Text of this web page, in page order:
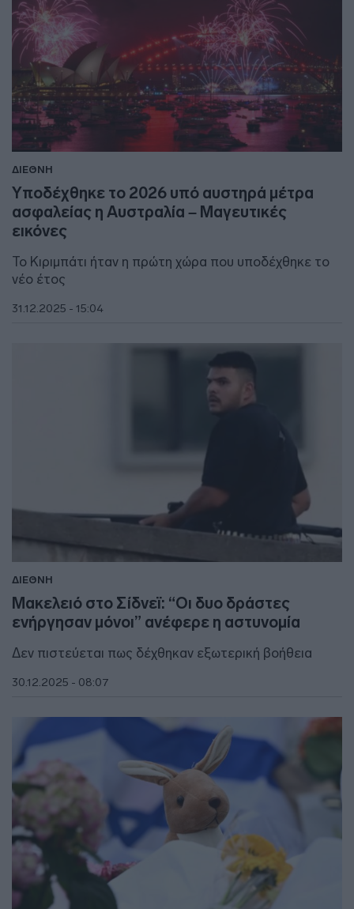
ΔΙΕΘΝΗ
Υποδέχθηκε το 2026 υπό αυστηρά μέτρα
ασφαλείας η Αυστραλία – Μαγευτικές
εικόνες
To Κιριμπάτι ήταν η πρώτη χώρα που υποδέχθηκε το
νέο έτος
31.12.2025 - 15:04
ΔΙΕΘΝΗ
Μακελειό στο Σίδνεϊ: “Οι δυο δράστες
ενήργησαν μόνοι” ανέφερε η αστυνομία
Δεν πιστεύεται πως δέχθηκαν εξωτερική βοήθεια
30.12.2025 - 08:07